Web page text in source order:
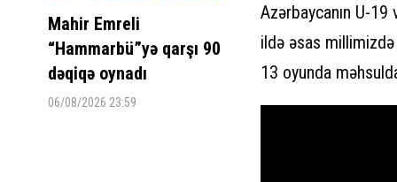
Mahir Emreli
“Hammarbü”yə qarşı 90
dəqiqə oynadı
06/08/2026 23:59
Azərbaycanın U-
ildə əsas millimizdə
13 oyunda